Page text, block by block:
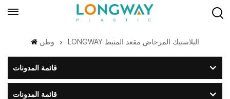
وطن LONGWAY البلاستيك المرحاض مقعد المثبط
قائمة المدونات
قائمة المدونات